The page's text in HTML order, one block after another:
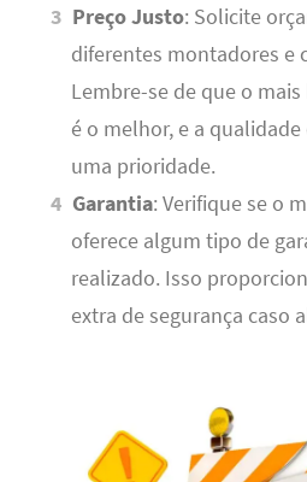
Preço Justo: Solicite
diferentes montadores e
Lembre-se de que o
é o melhor, e a
uma prioridade.
Garantia: Verifique se o
oferece algum tipo de
realizado. Isso
extra de segurança caso